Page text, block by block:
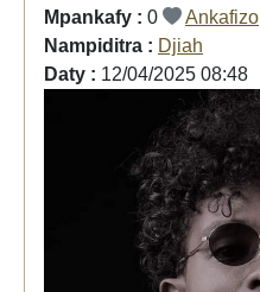
Mpankafy : 0
Ankafizo
Nampiditra : Djiah
Daty : 12/04/2025 08:48